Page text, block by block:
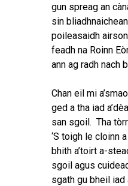
gun spreag an
sin
poileasaidh airson
feadh na Roinn
ann ag radh nach
Chan eil mi
ged a tha iad
san sgoil. Tha
‘S toigh le cloinn
bhith a’toirt a-
sgoil agus
sgath gu bheil iad